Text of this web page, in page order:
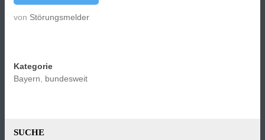
von Störungsmelder
Kategorie
Bayern, bundesweit
SUCHE